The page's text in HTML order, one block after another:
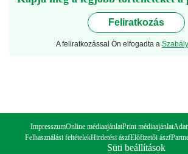
Feliratkozás
A feliratkozással Ön elfogadta a
ImpresszumOnline médiaajánlatPrint médiaajánlat
Felhasználási feltételekHirdetési ászfElőfizetői ászf
Süti beállítások